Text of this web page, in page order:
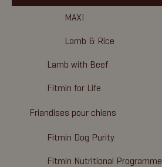
MAXI
Lamb & Rice
Lamb with Beef
Fitmin for Life
Friandises pour chiens
Fitmin Dog Purity
Fitmin Nutritional Programme